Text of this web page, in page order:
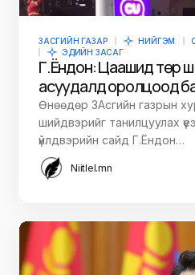
ЗАСГИЙН ГАЗАР НИЙГЭМ
ЭДИЙН ЗАСАГ
Г.Ёндон: Цаашид төр
асуудалд оролцоод
Өнөөдөр ЗАсгийн газрын
шийдвэрийг танилцуулах
үйлдвэрийн сайд Г.Ёндон…
Niitlel.mn